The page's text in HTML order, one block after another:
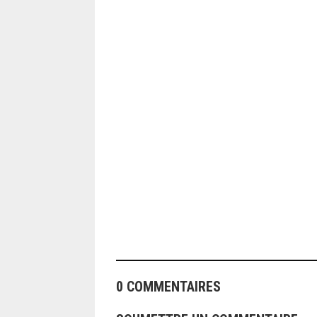
0 COMMENTAIRES